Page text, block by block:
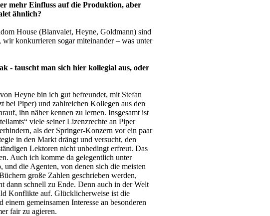
mehr Einfluss auf die Produktion, aber
ähnlich?
House (Blanvalet, Heyne, Goldmann) sind
konkurrieren sogar miteinander – was unter
- tauscht man sich hier kollegial aus, oder
Heyne bin ich gut befreundet, mit Stefan
bei Piper) und zahlreichen Kollegen aus den
ihn näher kennen zu lernen. Insgesamt ist
viele seiner Lizenzrechte an Piper
als der Springer-Konzern vor ein paar
in den Markt drängt und versucht, den
Lektoren nicht unbedingt erfreut. Das
Auch ich komme da gelegentlich unter
und die Agenten, von denen sich die meisten
große Zahlen geschrieben werden,
dann schnell zu Ende. Denn auch in der Welt
Konflikte auf. Glücklicherweise ist die
gemeinsamen Interesse an besonderen
fair zu agieren.